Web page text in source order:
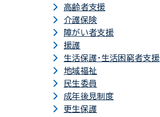
高齢者支援
介護保険
障がい者支援
援護
生活保護・生活困窮者支援
地域福祉
民生委員
成年後見制度
更生保護